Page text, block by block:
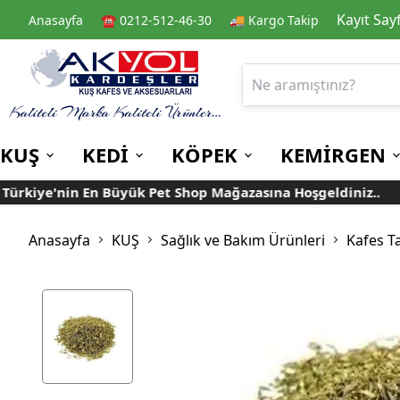
Anasayfa ☎️ 0212-512-46-30 🚚 Kargo Takip Kayıt
KUŞ
Kafes
Muhabbet
Papağan
Taşıma Kafesi
Rulolu Kafes
Kafes Aksesuarları
Yemlikler
Kafes Tülleri
Oyuncaklar
KEDİ
Kedi Kuru Mamalar Kedi Kumları
Taşımalar
KÖPEK
Kuru Mamalar Konserve Mamalar
Mama ve Su Kapları
KEMİRGEN
Guinea Pig Yemleri
En Büyük Pet Shop Mağazasına Hoşgeldiniz..
Anasayfa KUŞ Sağlık ve Bakım Ürünleri Kafes